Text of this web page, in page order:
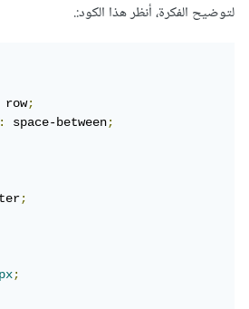
لتوضيح الفكرة، أنظر هذا الكود:.
row;
: space-between;
;
;